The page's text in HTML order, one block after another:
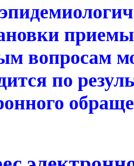
вопросам
по